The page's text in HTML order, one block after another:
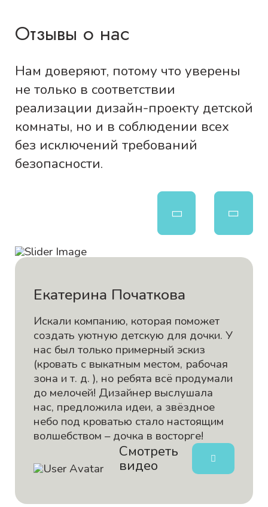
Отзывы о нас
Нам доверяют, потому что уверены
не только в соответствии
реализации дизайн-проекту детской
комнаты, но и в соблюдении всех
без исключений требований
безопасности.
Екатерина Початкова
Искали компанию, которая поможет
создать уютную детскую для дочки. У
нас был только примерный эскиз
(кровать с выкатным местом, рабочая
зона и т. д. ), но ребята всё продумали
до мелочей! Дизайнер выслушала
нас, предложила идеи, а звёздное
небо под кроватью стало настоящим
волшебством – дочка в восторге!
Смотреть
видео